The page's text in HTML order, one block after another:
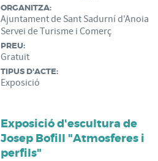
ORGANITZA:
Ajuntament de Sant Sadurní d'Anoia
Servei de Turisme i Comerç
PREU:
Gratuït
TIPUS D'ACTE:
Exposició
Exposició d'escultura de
Josep Bofill "Atmosferes i
perfils"